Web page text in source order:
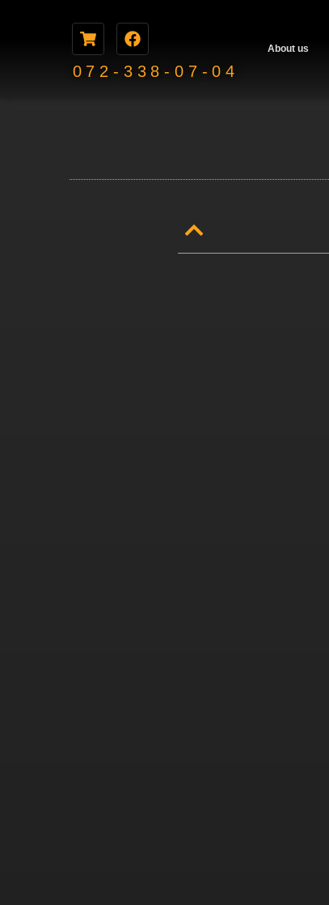
About us
072-338-07-04